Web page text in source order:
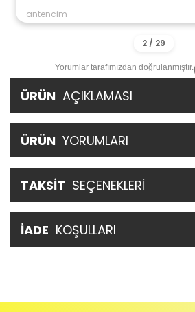
antencim
Yorumlar tarafımızdan doğrulanmıştır.
ÜRÜN AÇIKLAMASI
ÜRÜN YORUMLARI
TAKSİT SEÇENEKLERİ
İADE KOŞULLARI